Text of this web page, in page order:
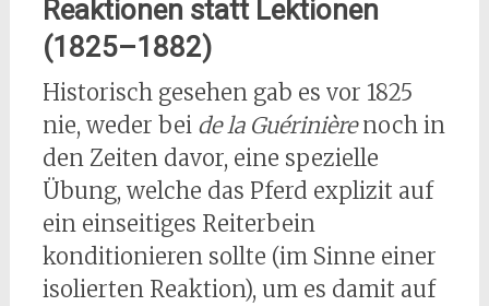
Reaktionen statt Lektionen
(1825–1882)
Historisch gesehen gab es vor 1825
nie, weder bei de la Guérinièrenoch in
den Zeiten davor, eine spezielle
Übung, welche das Pferd explizit auf
ein einseitiges Reiterbein
konditionieren sollte (im Sinne einer
isolierten Reaktion), um es damit auf